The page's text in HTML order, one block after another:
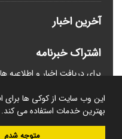
این وب سایت از کوکی ها برای
بهترین خدمات استفاده می کند.
متوجه شدم
آخرین اخبار
اشتراک خبرنامه
برای دریافت اخبار و